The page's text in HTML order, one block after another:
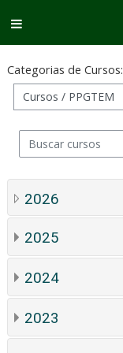
Categorias de Cursos:
Buscar cursos
2026
2025
2024
2023